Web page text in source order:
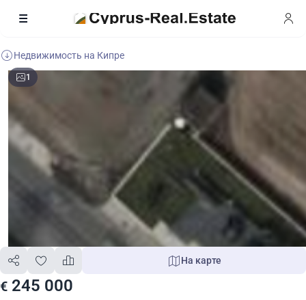
Недвижимость на Кипре
1
€ 245 000
На карте